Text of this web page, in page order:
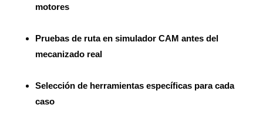
motores
Pruebas de ruta en simulador CAM antes del
mecanizado real
Selección de herramientas específicas para cada
caso